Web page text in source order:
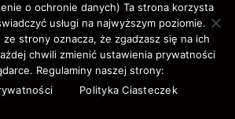
ELA-TRAVEL: Biuro Podróży,
pielgrzymki, bilety lotnicze,
Union,.
o ochronie danych) Ta strona korzysta
usługi na najwyższym poziomie.
ze strony oznacza, że zgadzasz się na ich
chwili zmienić ustawienia prywatności
Regulaminy naszej strony:
Polityka Ciasteczek